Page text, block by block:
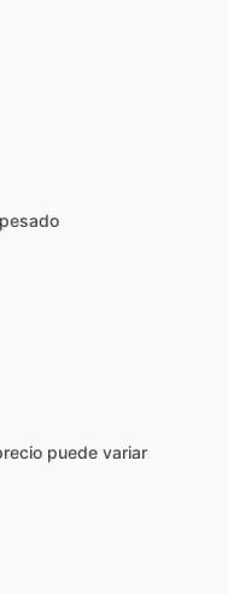
pesado
puede variar